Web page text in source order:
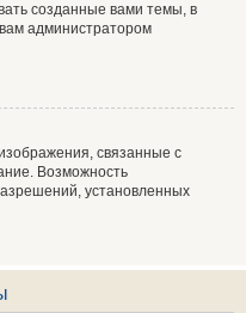
созданные вами темы, в
администратором
связанные с
Возможность
установленных